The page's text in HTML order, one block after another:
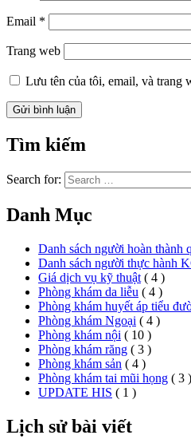
Email *
Trang web
Lưu tên của tôi, email, và trang
Tìm kiếm
Search for:
Danh Mục
Danh sách người hoàn
Danh sách người thực hành
Giá dịch vụ kỹ thuật ( 4 )
Phòng khám da liễu ( 4 )
Phòng khám huyết áp tiểu
Phòng khám Ngoại ( 4 )
Phòng khám nội ( 10 )
Phòng khám răng ( 3 )
Phòng khám sản ( 4 )
Phòng khám tai mũi họng ( 3 )
UPDATE HIS ( 1 )
Lịch sử bài viết